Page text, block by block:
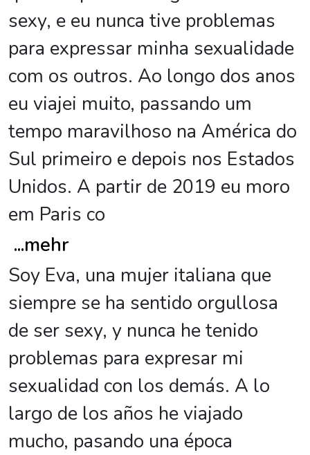
sexy, e eu nunca tive problemas
para expressar minha sexualidade
com os outros. Ao longo dos anos
eu viajei muito, passando um
tempo maravilhoso na América do
Sul primeiro e depois nos Estados
Unidos. A partir de 2019 eu moro
em Paris co
...mehr
Soy Eva, una mujer italiana que
siempre se ha sentido orgullosa
de ser sexy, y nunca he tenido
problemas para expresar mi
sexualidad con los demás. A lo
largo de los años he viajado
mucho, pasando una época